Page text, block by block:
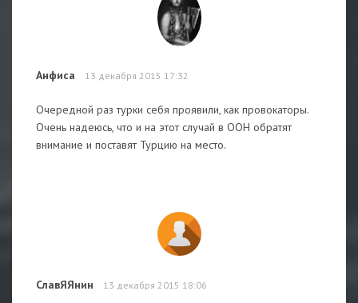
Анфиса 13 декабря 2015 17:32
Очередной раз турки себя проявили, как провокаторы.
Очень надеюсь, что и на этот случай в ООН обратят
внимание и поставят Турцию на место.
СлавЯЯнин 13 декабря 2015 18:06